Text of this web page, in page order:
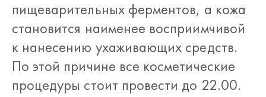
пищеварительных ферментов, а кожа
становится наименее восприимчивой
к нанесению ухаживающих средств.
По этой причине все косметические
процедуры стоит провести до 22.00.